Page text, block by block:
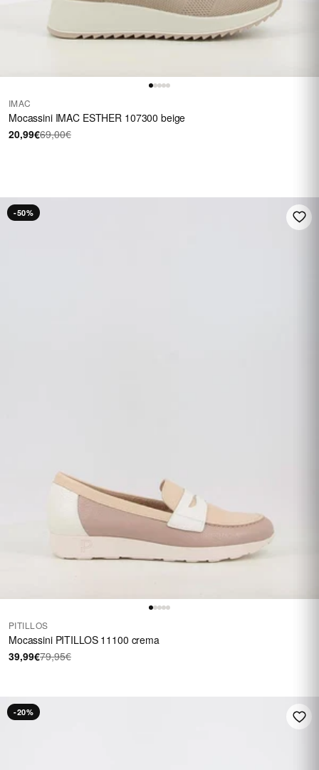
IMAC
Mocassini IMAC ESTHER 107300 beige
20,99€69,00€
-50%
PITILLOS
Mocassini PITILLOS 11100 crema
39,99€79,95€
-20%